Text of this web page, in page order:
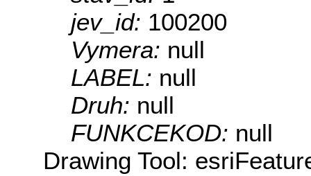
jev_id: 100200
Vymera: null
LABEL: null
Druh: null
FUNKCEKOD: null
Drawing Tool: